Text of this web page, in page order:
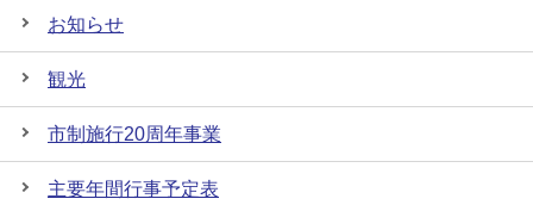
お知らせ
観光
市制施行20周年事業
主要年間行事予定表